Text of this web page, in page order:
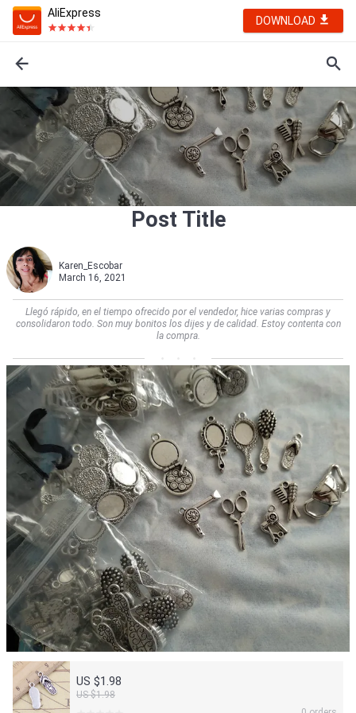
AliExpress
DOWNLOAD
Post Title
Karen_Escobar
March 16, 2021
Llegó rápido, en el tiempo ofrecido por el vendedor, hice varias compras y
consolidaron todo. Son muy bonitos los dijes y de calidad. Estoy contenta con
la compra.
US $1.98
US $1.98